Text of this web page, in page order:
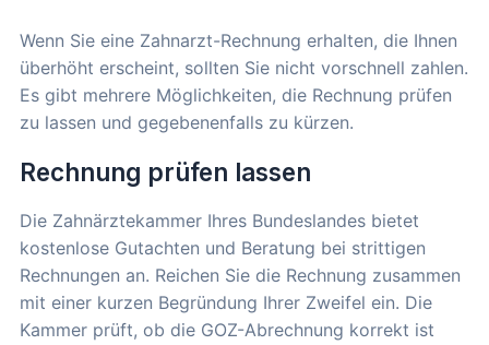
Wenn Sie eine Zahnarzt-Rechnung erhalten, die Ihnen
überhöht erscheint, sollten Sie nicht vorschnell zahlen.
Es gibt mehrere Möglichkeiten, die Rechnung prüfen
zu lassen und gegebenenfalls zu kürzen.
Rechnung prüfen lassen
Die Zahnärztekammer Ihres Bundeslandes bietet
kostenlose Gutachten und Beratung bei strittigen
Rechnungen an. Reichen Sie die Rechnung zusammen
mit einer kurzen Begründung Ihrer Zweifel ein. Die
Kammer prüft, ob die GOZ-Abrechnung korrekt ist